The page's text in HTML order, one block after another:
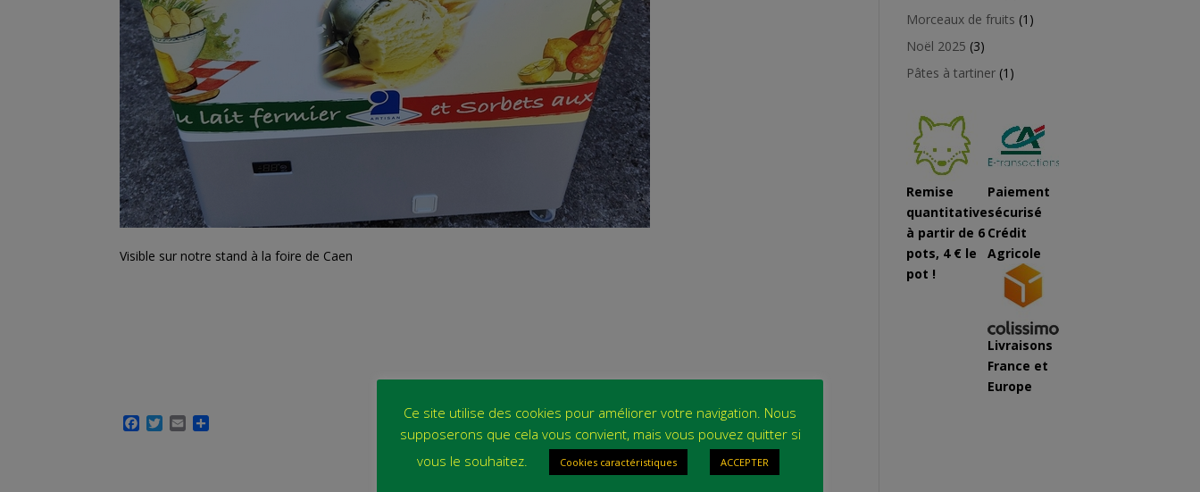
Visible sur notre stand à la foire de Caen
F
T
E
produits
Morceaux de fruits 1 1
Noël 2025 33
produits
Pâtes à tartiner 1 1
Remise
quantitative
à partir de 6
pots, 4 € le
pot !
Paiement
sécurisé
Crédit
Agricole
Livraisons
France et
Europe
Ce site utilise des cookies pour améliorer votre navigation. Nous
supposerons que cela vous convient, mais vous pouvez quitter si
vous le souhaitez.
Cookies caractéristiques ACCEPTER